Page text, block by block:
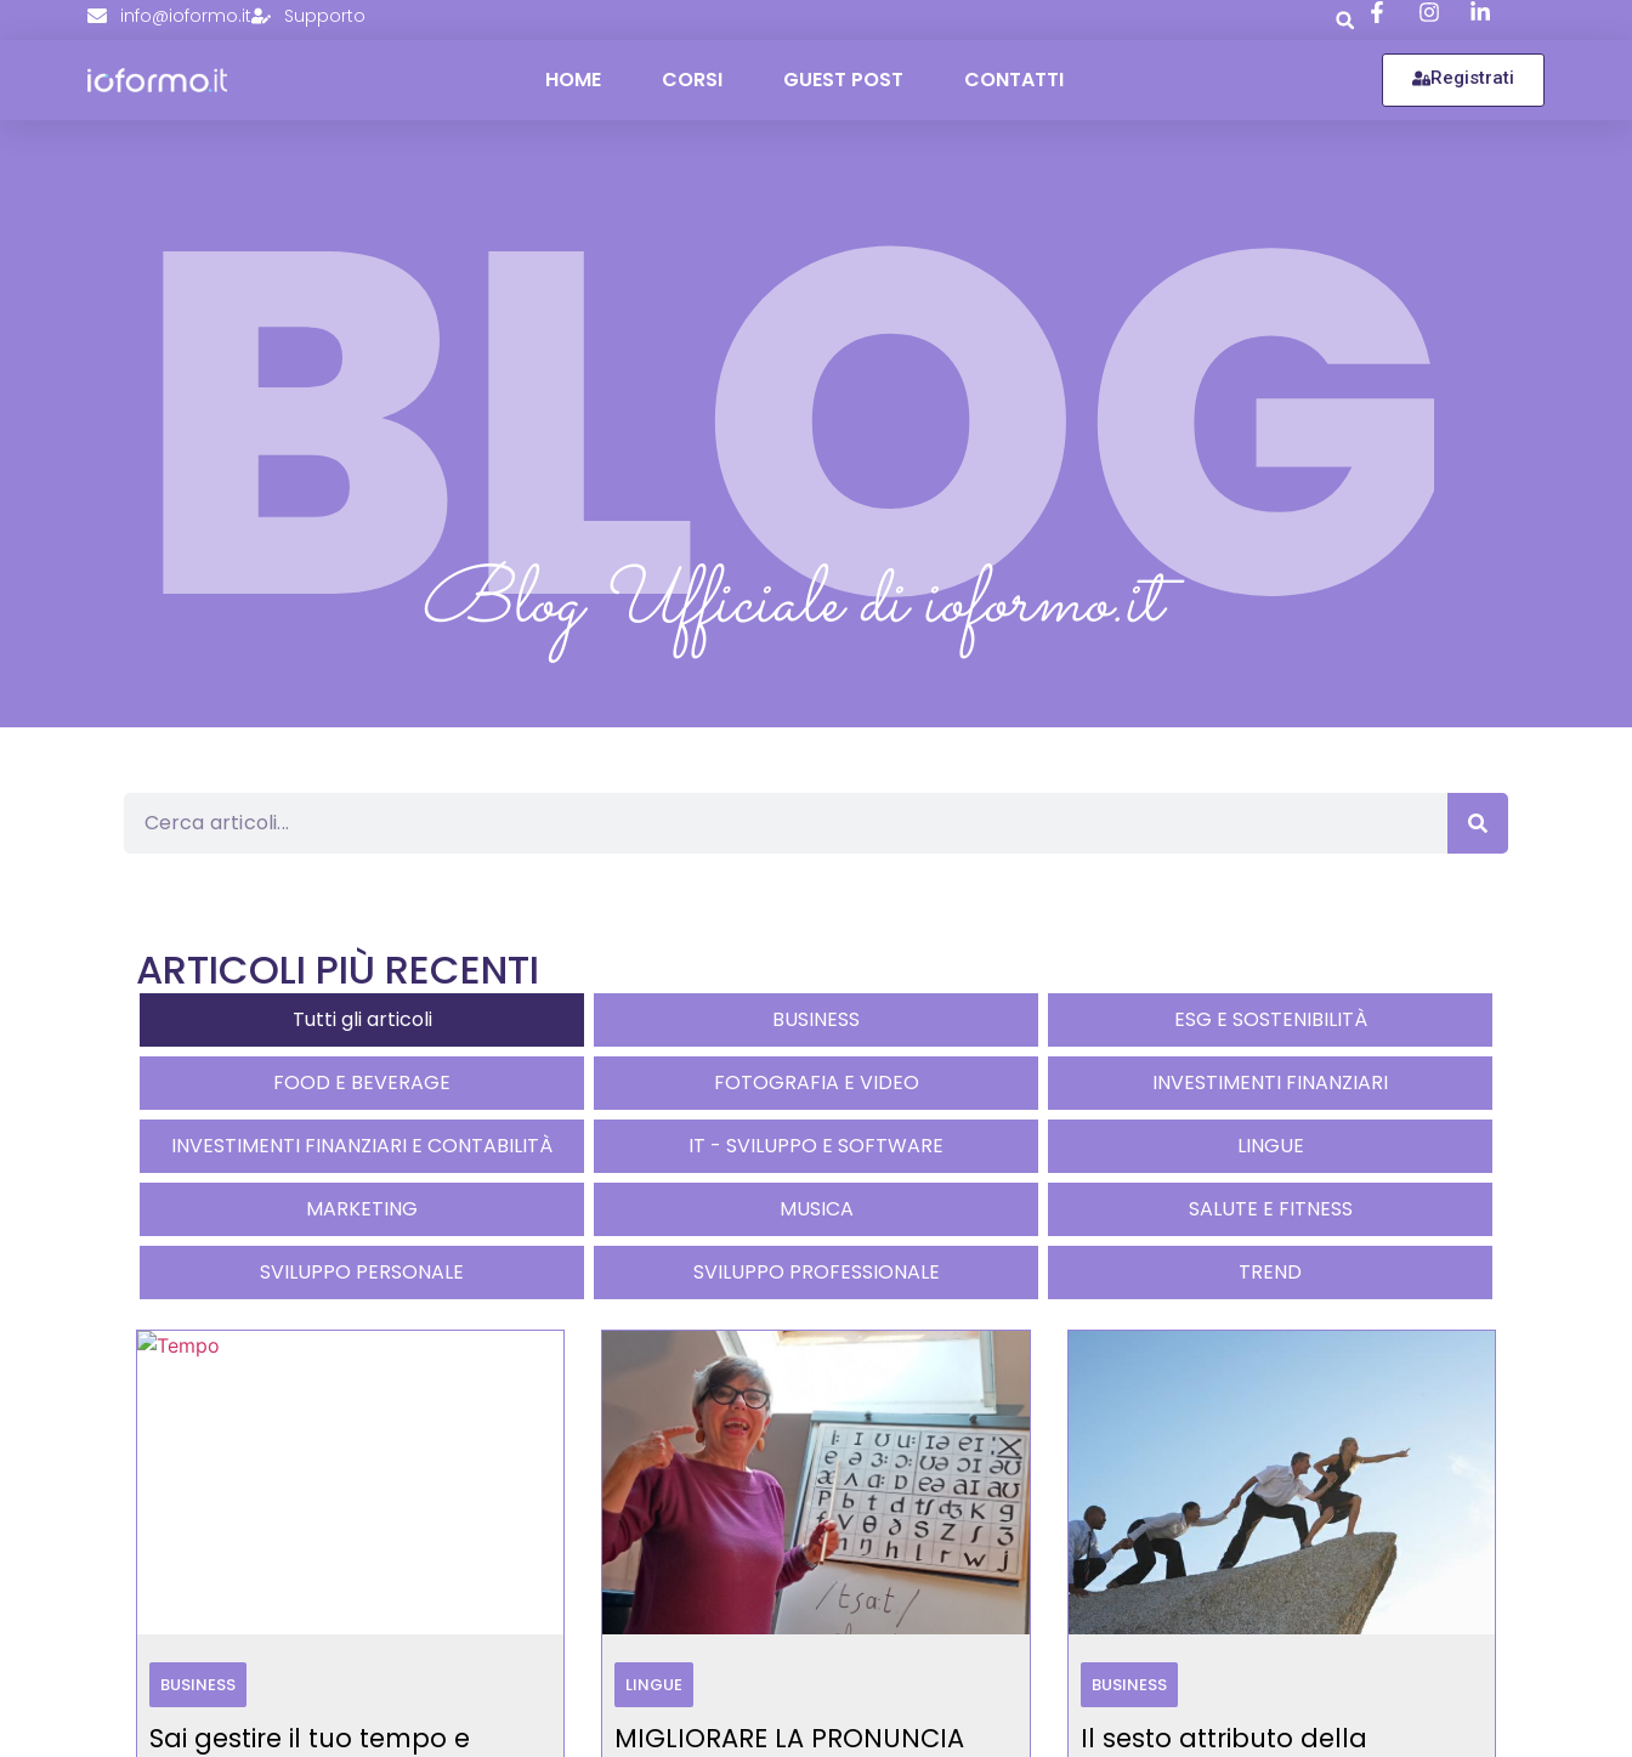
info@ioformo.it Supporto
HOME CORSI GUEST POST CONTATTI Registrati
Blog Ufficiale di ioformo.it
BLOG
ARTICOLI PIÙ RECENTI
Tutti gli articoli BUSINESS ESG E SOSTENIBILITÀ
FOOD E BEVERAGE FOTOGRAFIA E VIDEO INVESTIMENTI FINANZIARI
INVESTIMENTI FINANZIARI E CONTABILITÀ IT - SVILUPPO E SOFTWARE LINGUE
MARKETING MUSICA SALUTE E FITNESS
SVILUPPO PERSONALE SVILUPPO PROFESSIONALE TREND
BUSINESS
Sai gestire il tuo tempo e
LINGUE
MIGLIORARE LA PRONUNCIA
BUSINESS
Il sesto attributo della